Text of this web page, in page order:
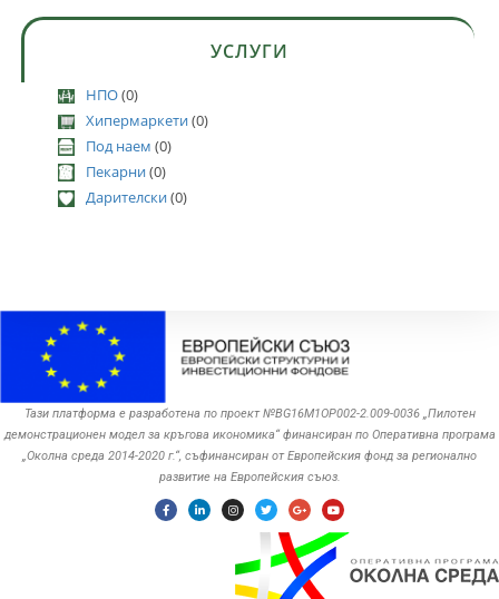
УСЛУГИ
НПО(0)
Хипермаркети(0)
Под наем (0)
Пекарни(0)
Дарителски(0)
Тази платформа е разработена по проект №BG16M1OP002-2.‎009-0036 „Пилотен
демонстрационен модел за кръгова икономика“ финансиран по Оперативна програма
„Околна среда ‎‎2014-2020 г.“, съфинансиран от Европейския фонд за регионално
развитие на Европейския съюз.